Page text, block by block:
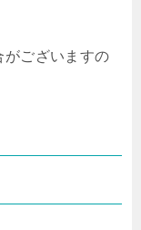
がございますの